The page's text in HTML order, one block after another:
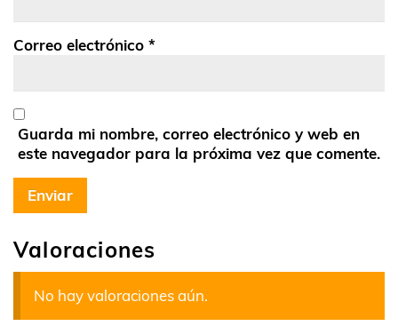
Valoraciones
No hay valoraciones aún.
Correo electrónico *
Guarda mi nombre, correo electrónico y web en
este navegador para la próxima vez que comente.